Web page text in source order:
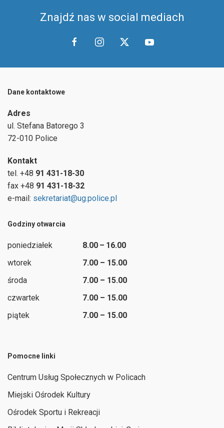
Znajdź nas w social mediach
Dane kontaktowe
Adres
ul. Stefana Batorego 3
72-010 Police
Kontakt
tel. +48 91 431-18-30
fax +48 91 431-18-32
e-mail: sekretariat@ug.police.pl
Godziny otwarcia
poniedziałek
8.00 – 16.00
wtorek
7.00 – 15.00
środa
7.00 – 15.00
czwartek
7.00 – 15.00
piątek
7.00 – 15.00
Pomocne linki
Centrum Usług Społecznych w Policach
Miejski Ośrodek Kultury
Ośrodek Sportu i Rekreacji